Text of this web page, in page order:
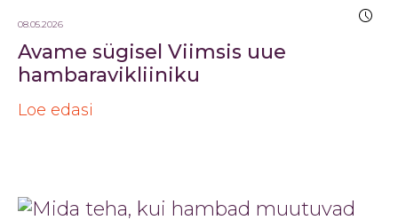
08.05.2026
Avame sügisel Viimsis uue
hambaravikliiniku
Loe edasi